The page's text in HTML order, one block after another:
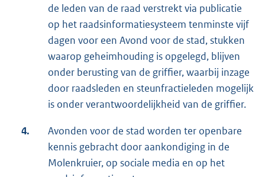
de leden van de raad verstrekt via publicatie
op het raadsinformatiesysteem tenminste vijf
dagen voor een Avond voor de stad, stukken
waarop geheimhouding is opgelegd, blijven
onder berusting van de griffier, waarbij inzage
door raadsleden en steunfractieleden mogelijk
is onder verantwoordelijkheid van de griffier.
4.
Avonden voor de stad worden ter openbare
kennis gebracht door aankondiging in de
Molenkruier, op sociale media en op het